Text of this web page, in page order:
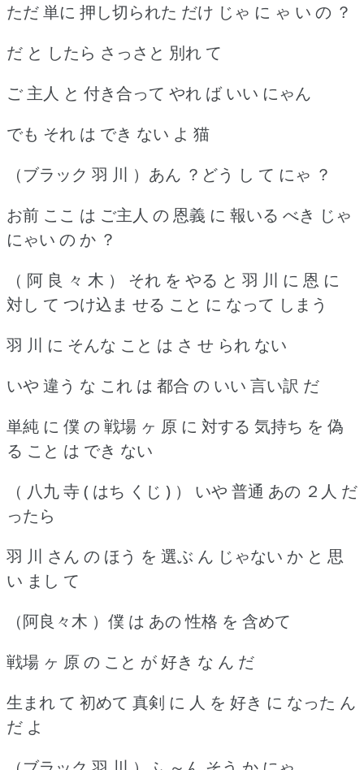
ただ 単に 押し切られた だけ じゃ に ゃ い の ？
だ と したら さっさと 別れ て
ご 主人 と 付き合って やれ ば いい にゃん
でも それ は でき ない よ 猫
（ブラック 羽 川 ）あん ？どう し て にゃ ？
お前 ここ は ご主人 の 恩義 に 報いる べき じゃ
にゃい の か ？
（ 阿 良 々 木 ） それ を やる と 羽 川 に 恩 に
対し て つけ込ま せる こと に なって しまう
羽 川 に そんな こと は さ せ られ ない
いや 違う な これ は 都合 の いい 言い訳 だ
単純 に 僕 の 戦場 ヶ 原 に 対する 気持ち を 偽
る こと は でき ない
（ 八九 寺 ( はち くじ ) ） いや 普通 あの ２人 だ
ったら
羽 川 さん の ほう を 選ぶ ん じゃない か と 思
い まし て
（阿良々木 ）僕 は あの 性格 を 含めて
戦場 ヶ 原 の こと が 好き な ん だ
生まれ て 初めて 真剣 に 人 を 好き に なった ん
だ よ